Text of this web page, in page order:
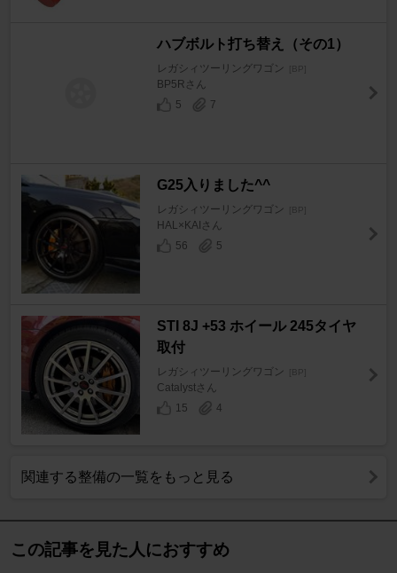
ハブボルト打ち替え（その1）
レガシィツーリングワゴン [BP]
BP5Rさん
5
7
G25入りました^^
レガシィツーリングワゴン [BP]
HAL×KAIさん
56
5
STI 8J +53 ホイール 245タイヤ
取付
レガシィツーリングワゴン [BP]
Catalystさん
15
4
関連する整備の一覧をもっと見る
この記事を見た人におすすめ